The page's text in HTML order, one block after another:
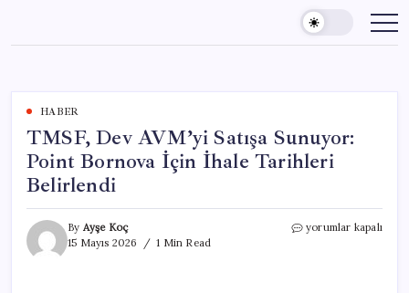
content
HABER
TMSF, Dev AVM’yi Satışa Sunuyor:
Point Bornova İçin İhale Tarihleri
Belirlendi
By Ayşe Koç
15 Mayıs 2026
1 Min Read
TMSF,
yorumlar kapalı